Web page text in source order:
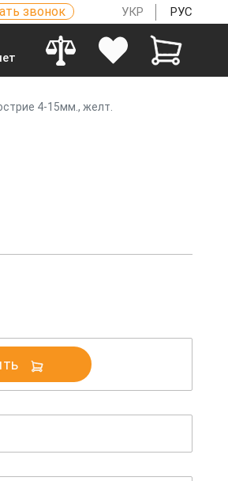
звонок УКР РУС
4-15мм., желт.